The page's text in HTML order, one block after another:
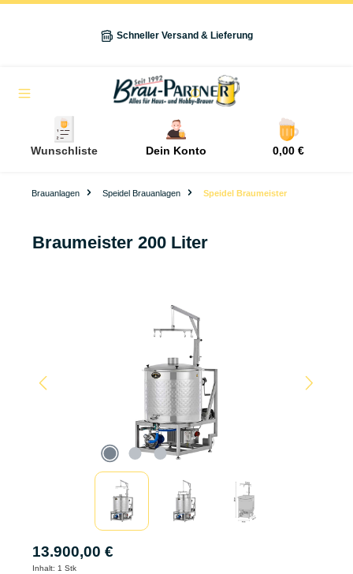
Schneller Versand & Lieferung
Wunschliste Dein Konto 0,00 €
Brauanlagen Speidel Brauanlagen Speidel Braumeister
Braumeister 200 Liter
13.900,00 €
Inhalt: 1 Stk